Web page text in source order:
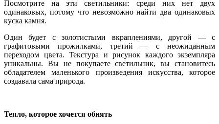
Посмотрите на эти светильники: среди них нет двух
одинаковых, потому что невозможно найти два одинаковых
куска камня.
Один будет с золотистыми вкраплениями, другой — с
графитовыми прожилками, третий — с неожиданным
переходом цвета. Текстура и рисунок каждого экземпляра
уникальны. Вы не покупаете светильник, вы становитесь
обладателем маленького произведения искусства, которое
создавала сама природа.
Тепло, которое хочется обнять